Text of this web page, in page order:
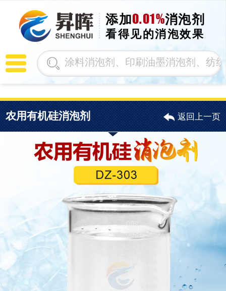
添加0.01%消泡剂
看得见的消泡效果
农用有机硅消泡剂 返回上一页